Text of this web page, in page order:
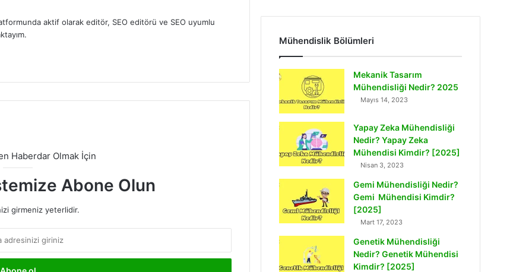
aktif olarak editör, SEO editörü ve SEO uyumlu
Haberdar Olmak İçin
Abone Olun
girmeniz yeterlidir.
Mühendislik Bölümleri
Mekanik Tasarım
Mühendisliği Nedir? 2025
Mayıs 14, 2023
Yapay Zeka Mühendisliği
Nedir? Yapay Zeka
Mühendisi Kimdir? [2025]
Nisan 3, 2023
Gemi Mühendisliği Nedir?
Gemi Mühendisi Kimdir?
[2025]
Mart 17, 2023
Genetik Mühendisliği
Nedir? Genetik Mühendisi
Kimdir? [2025]